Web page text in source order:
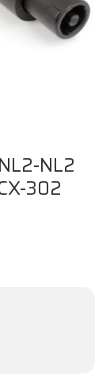
NL2
302